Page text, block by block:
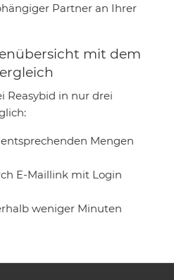
Partner an Ihrer
mit dem
Reasybid in nur drei
Mengen
E-Maillink mit Login
weniger Minuten